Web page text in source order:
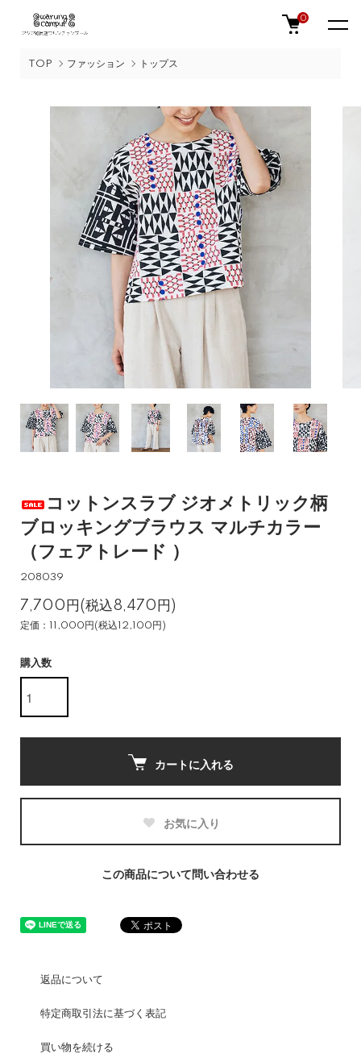
0
TOP ファッション トップス
コットンスラブ ジオメトリック柄
ブロッキングブラウス マルチカラー
（フェアトレード ）
208039
7,700円(税込8,470円)
定価：11,000円(税込12,100円)
購入数
カートに入れる
お気に入り
この商品について問い合わせる
返品について
特定商取引法に基づく表記
買い物を続ける